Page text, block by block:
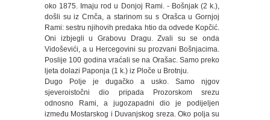
oko 1875. Imaju rod u Donjoj Rami. - Bošnjak (2 k.),
došli su iz Crnča, a starinom su s Orašca u Gornjoj
Rami: sestru njihovih predaka htio da odvede Kopčić.
Oni izbjegli u Grabovu Dragu. Zvali su se onda
Vidoševići, a u Hercegovini su prozvani Bošnjacima.
Poslije 100 godina vraćali se na Orašac. Samo preko
ljeta dolazi Paponja (1 k.) iz Ploče u Brotnju.
Dugo Polje je dugačko a usko. Samo njgov
sjeveroistočni dio pripada Prozorskom srezu
odnosno Rami, a jugozapadni dio je podijeljen
između Mostarskog i Duvanjskog sreza. Oko polja su